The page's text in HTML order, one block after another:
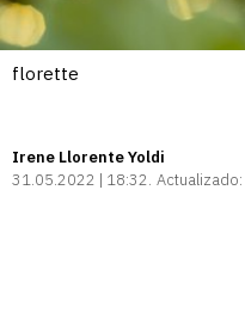
florette
Irene Llorente Yoldi
31.05.2022 | 18:32 Actualizado: